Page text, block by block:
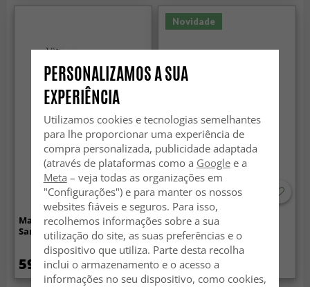
Manta em mistura de lã -
Samantha (verde)
59.99 €
Novidade
Cobertores - Wallace
Tapestry Blanket
(preto/branco)
69.99 €
PERSONALIZAMOS A SUA
EXPERIÊNCIA
Utilizamos cookies e tecnologias semelhantes
para lhe proporcionar uma experiência de
compra personalizada, publicidade adaptada
(através de plataformas como a Googlee a
Meta – veja todas as organizações em
"Configurações") e para manter os nossos
websites fiáveis e seguros. Para isso,
recolhemos informações sobre a sua
utilização do site, as suas preferências e o
dispositivo que utiliza. Parte desta recolha
inclui o armazenamento e o acesso a
informações no seu dispositivo, como cookies,